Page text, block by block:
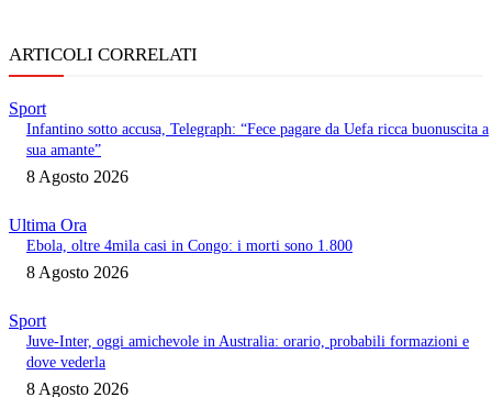
ARTICOLI CORRELATI
Sport
Infantino sotto accusa, Telegraph: “Fece pagare da Uefa ricca buonuscita a
sua amante”
8 Agosto 2026
Ultima Ora
Ebola, oltre 4mila casi in Congo: i morti sono 1.800
8 Agosto 2026
Sport
Juve-Inter, oggi amichevole in Australia: orario, probabili formazioni e
dove vederla
8 Agosto 2026